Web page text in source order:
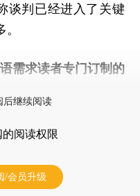
谈判已经进入了关键
需求读者专门订制的
后继续阅读
阅读权限
/会员升级